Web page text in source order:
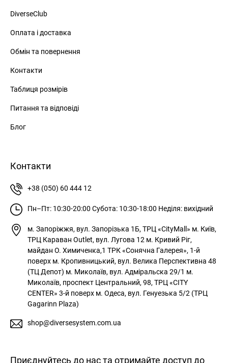
DiverseClub
Оплата і доставка
Обмін та повернення
Контакти
Таблиця розмірів
Питання та відповіді
Блог
Контакти
+38 (050) 60 444 12
Пн–Пт: 10:30-20:00 Субота: 10:30-18:00 Неділя: вихідний
м. Запоріжжя, вул. Запорізька 1Б, ТРЦ «CityMall» м. Київ,
ТРЦ Караван Outlet, вул. Лугова 12 м. Кривий Ріг,
майдан О. Химиченка,1 ТРК «Сонячна Галерея», 1-й
поверх м. Кропивницький, вул. Велика Перспективна 48
(ТЦ Депот) м. Миколаїв, вул. Адміральска 29/1 м.
Миколаїв, проспект Центральний, 98, ТРЦ «CITY
CENTER» 3-й поверх м. Одеса, вул. Генуезька 5/2 (ТРЦ
Gagarinn Plaza)
shop@diversesystem.com.ua
Приєднуйтесь до нас та отримайте доступ до